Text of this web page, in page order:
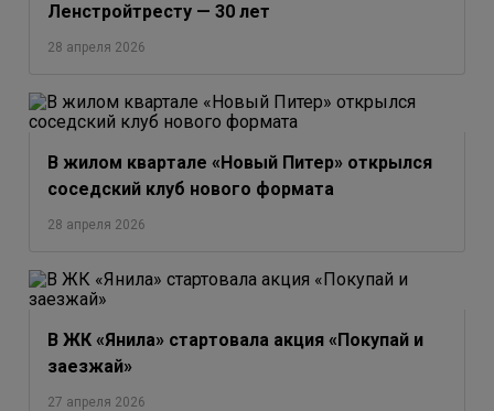
Ленстройтресту — 30 лет
28 апреля 2026
В жилом квартале «Новый Питер» открылся
соседский клуб нового формата
28 апреля 2026
В ЖК «Янила» стартовала акция «Покупай и
заезжай»
27 апреля 2026